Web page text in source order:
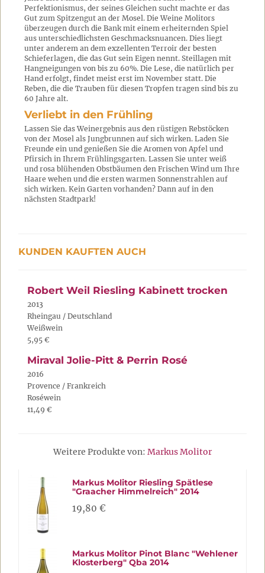
Perfektionismus, der seines Gleichen sucht machte er das
Gut zum Spitzengut an der Mosel. Die Weine Molitors
überzeugen durch die Bank mit einem erheiternden Spiel
aus unterschiedlichsten Geschmacksnuancen. Dies liegt
unter anderem an dem exzellenten Terroir der besten
Schieferlagen, die das Gut sein Eigen nennt. Steillagen mit
Hangneigungen von bis zu 60%. Die Lese, die natürlich per
Hand erfolgt, findet meist erst im November statt. Die
Reben, die die Trauben für diesen Tropfen tragen sind bis zu
60 Jahre alt.
Verliebt in den Frühling
Lassen Sie das Weinergebnis aus den rüstigen Rebstöcken
von der Mosel als Jungbrunnen auf sich wirken. Laden Sie
Freunde ein und genießen Sie die Aromen von Apfel und
Pfirsich in Ihrem Frühlingsgarten. Lassen Sie unter weiß
und rosa blühenden Obstbäumen den Frischen Wind um Ihre
Haare wehen und die ersten warmen Sonnenstrahlen auf
sich wirken. Kein Garten vorhanden? Dann auf in den
nächsten Stadtpark!
KUNDEN KAUFTEN AUCH
Robert Weil Riesling Kabinett trocken
2013
Rheingau / Deutschland
Weißwein
5,95 €
Miraval Jolie-Pitt & Perrin Rosé
2016
Provence / Frankreich
Roséwein
11,49 €
Weitere Produkte von: Markus Molitor
Markus Molitor Riesling Spätlese
"Graacher Himmelreich" 2014
19,80 €
Markus Molitor Pinot Blanc "Wehlener
Klosterberg" Qba 2014